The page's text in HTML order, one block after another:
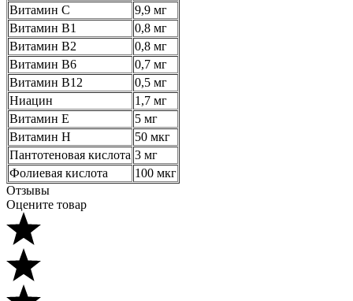
Витамин С
9,9 мг
Витамин B1
0,8 мг
Витамин В2
0,8 мг
Витамин В6
0,7 мг
Витамин В12
0,5 мг
Ниацин
1,7 мг
Витамин Е
5 мг
Витамин Н
50 мкг
Пантотеновая кислота 3 мг
Фолиевая кислота
100 мкг
Отзывы
Оцените товар